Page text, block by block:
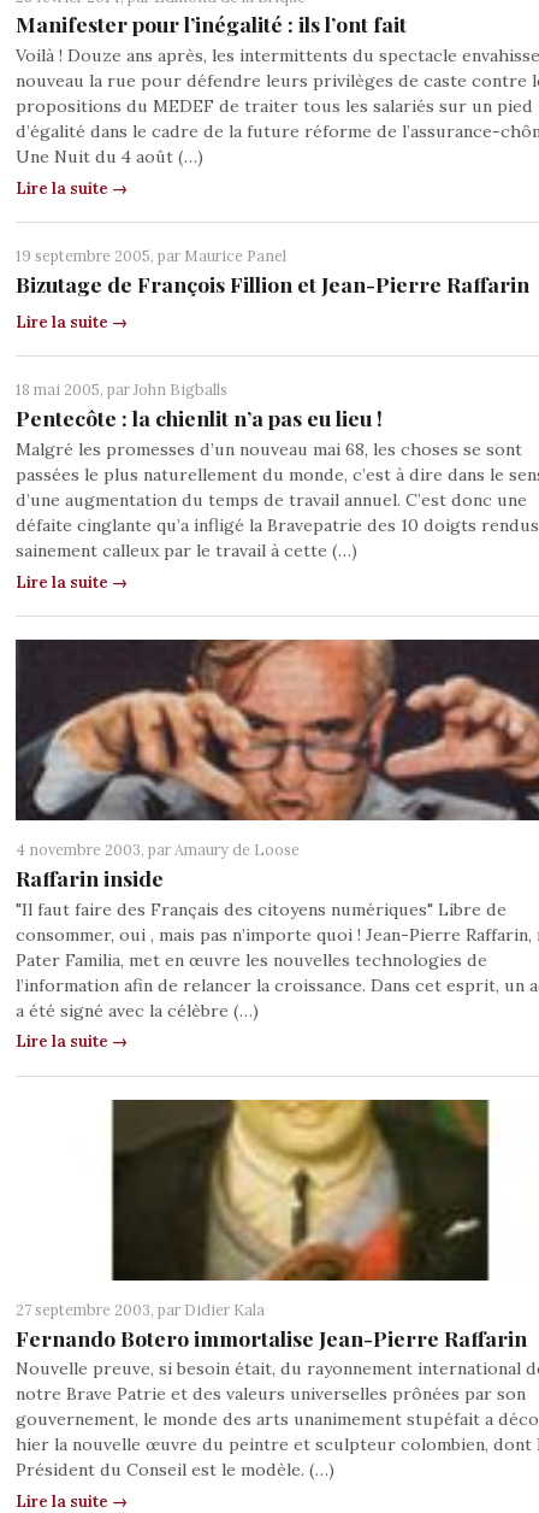
Manifester pour l’inégalité : ils l’ont fait
Voilà ! Douze ans après, les intermittents du spectacle
nouveau la rue pour défendre leurs privilèges de caste contre
propositions du MEDEF de traiter tous les salariés sur un pied
d’égalité dans le cadre de la future réforme de l’assurance-
Une Nuit du 4 août (…)
Lire la suite →
19 septembre 2005, par Maurice Panel
Bizutage de François Fillion et Jean-Pierre Raffarin
Lire la suite →
18 mai 2005, parJohn Bigballs
Pentecôte : la chienlit n’a pas eu lieu !
Malgré les promesses d’un nouveau mai 68, les choses se sont
passées le plus naturellement du monde, c’est à dire dans le
d’une augmentation du temps de travail annuel. C’est donc une
défaite cinglante qu’a infligé la Bravepatrie des 10 doigts rendus
sainement calleux par le travail à cette (…)
Lire la suite →
4 novembre 2003, par Amaury de Loose
Raffarin inside
"Il faut faire des Français des citoyens numériques" Libre de
consommer, oui , mais pas n’importe quoi ! Jean-Pierre
Pater Familia, met en œuvre les nouvelles technologies de
l’information afin de relancer la croissance. Dans cet esprit, un
a été signé avec la célèbre (…)
Lire la suite →
27 septembre 2003, par Didier Kala
Fernando Botero immortalise Jean-Pierre Raffarin
Nouvelle preuve, si besoin était, du rayonnement international
notre Brave Patrie et des valeurs universelles prônées par son
gouvernement, le monde des arts unanimement stupéfait a
hier la nouvelle œuvre du peintre et sculpteur colombien, dont
Président du Conseil est le modèle. (…)
Lire la suite →